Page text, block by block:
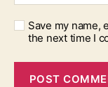
Save my name,
the next time I